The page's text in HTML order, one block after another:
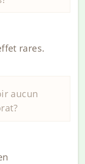
rares.
aucun